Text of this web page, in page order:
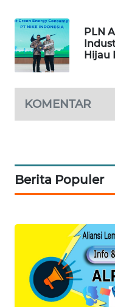
PLN
Hijau
KOMENTAR
Berita Populer
KONSUMEN
LISTRIK
MASYARAKAT
KELISTRIKAN
WALINKI
ID
ID
MARTABAT
WATCH
MKLI